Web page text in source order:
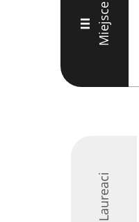
III Miejsce
Laureaci